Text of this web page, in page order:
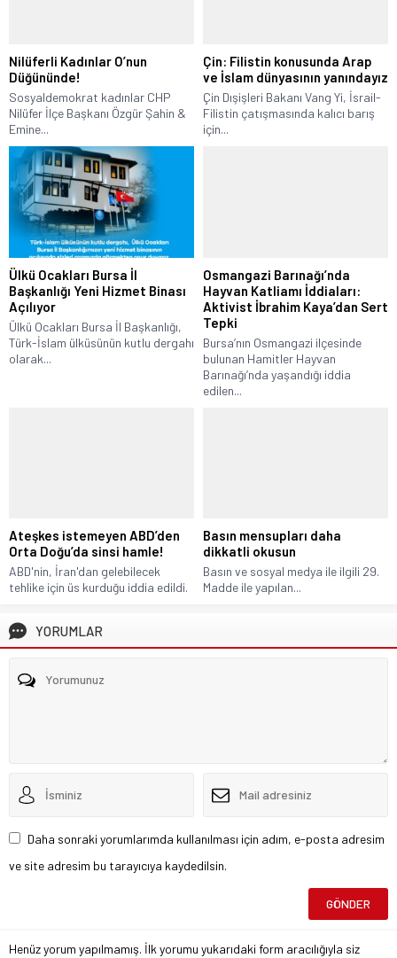
Nilüferli Kadınlar O’nun
Düğününde!
Sosyaldemokrat kadınlar CHP
Nilüfer İlçe Başkanı Özgür Şahin &
Emine...
Çin: Filistin konusunda Arap
ve İslam dünyasının yanındayız
Çin Dışişleri Bakanı Vang Yi, İsrail-
Filistin çatışmasında kalıcı barış
için...
Ülkü Ocakları Bursa İl
Başkanlığı Yeni Hizmet Binası
Açılıyor
Ülkü Ocakları Bursa İl Başkanlığı,
Türk-İslam ülküsünün kutlu dergahı
olarak...
Osmangazi Barınağı’nda
Hayvan Katliamı İddiaları:
Aktivist İbrahim Kaya’dan Sert
Tepki
Bursa’nın Osmangazi ilçesinde
bulunan Hamitler Hayvan
Barınağı’nda yaşandığı iddia
edilen...
Ateşkes istemeyen ABD’den
Orta Doğu’da sinsi hamle!
ABD'nin, İran'dan gelebilecek
tehlike için üs kurduğu iddia edildi.
Basın mensupları daha
dikkatli okusun
Basın ve sosyal medya ile ilgili 29.
Madde ile yapılan...
YORUMLAR
Daha sonraki yorumlarımda kullanılması için adım, e-posta adresim
ve site adresim bu tarayıcıya kaydedilsin.
Henüz yorum yapılmamış. İlk yorumu yukarıdaki form aracılığıyla siz